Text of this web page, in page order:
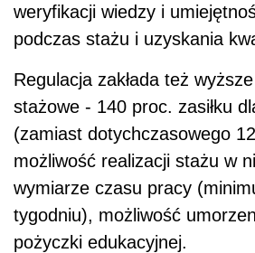
weryfikacji wiedzy i
podczas stażu i uzyskania
Regulacja zakłada też
stażowe - 140 proc. zasiłku
(zamiast dotychczasowego
możliwość realizacji stażu w
wymiarze czasu pracy
tygodniu), możliwość
pożyczki edukacyjnej.